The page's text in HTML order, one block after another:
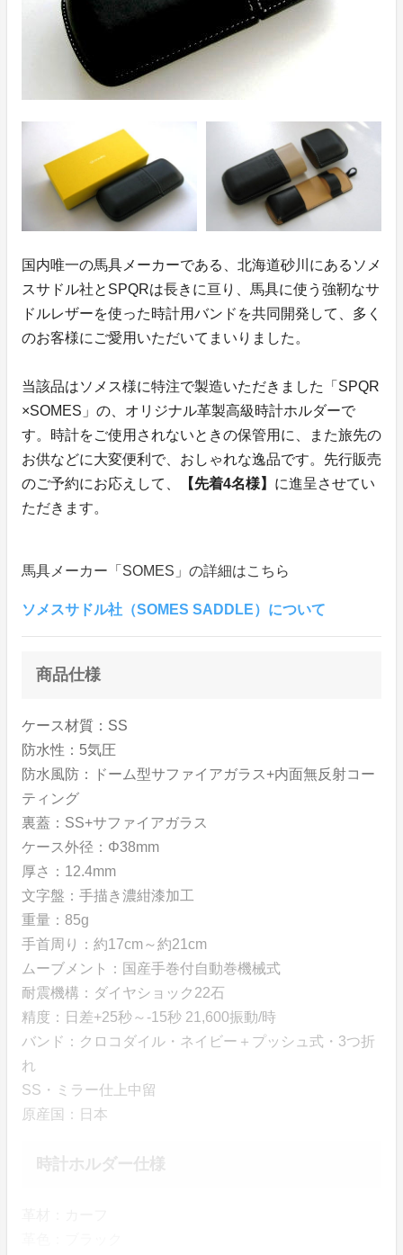
国内唯一の馬具メーカーである、北海道砂川にあるソメ
スサドル社とSPQRは長きに亘り、馬具に使う強靭なサ
ドルレザーを使った時計用バンドを共同開発して、多く
のお客様にご愛用いただいてまいりました。
当該品はソメス様に特注で製造いただきました「SPQR
×SOMES」の、オリジナル革製高級時計ホルダーで
す。時計をご使用されないときの保管用に、また旅先の
お供などに大変便利で、おしゃれな逸品です。先行販売
のご予約にお応えして、
【先着4名様】 に進呈させてい
ただきます。
馬具メーカー「SOMES」の詳細はこちら
ソメスサドル社（SOMES SADDLE）について
商品仕様
ケース材質：SS
防水性：5気圧
防水風防：ドーム型サファイアガラス+内面無反射コー
ティング
裏蓋：SS+サファイアガラス
ケース外径：Φ38mm
厚さ：12.4mm
文字盤：手描き濃紺漆加工
重量：85g
手首周り：約17cm～約21cm
ムーブメント：国産手巻付自動巻機械式
耐震機構：ダイヤショック22石
精度：日差+25秒～-15秒 21,600振動/時
バンド：クロコダイル・ネイビー＋プッシュ式・3つ折
れ
SS・ミラー仕上中留
原産国：日本
時計ホルダー仕様